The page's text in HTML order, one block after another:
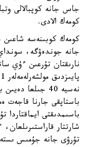
جاس جانە كوپبالالى
كومەك الادى.
كومەك كوبىنەسە شاعىن
جانە جوندەۋگە،
نارىقتان تۇرعىن ءۇي
نەسيە 40 جىلعا
باستاپقى جارنا قاجەت
باسىمدىقتى ايماقتاردا
تۇرۋى جانە جۇمىس